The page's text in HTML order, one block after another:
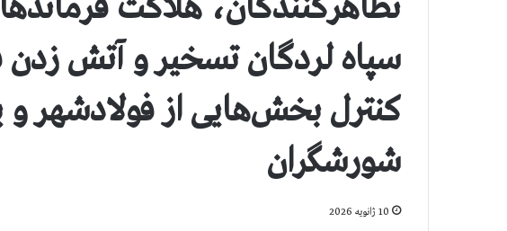
تظاهرکنندگان، هلاکت
سپاه لردگان تسخیر و آتش زدن
کنترل بخش‌هایی از فولادشهر
شورشگران
10 ژانویه 2026